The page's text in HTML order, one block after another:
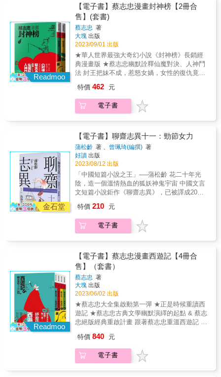
教她英文，「雙語教育」不落人後！不過要成
為現代女俠可不是這麼好當，騎個白鶴會因
《動保法》被開罰，還得小心可別誤乘保育類
黑面琵鷺！◆女俠成親之路——我的老公我作
主：聶隱娘雖貴為名門後代，卻不聽信媒妁之
言，也不講求門當戶對，還和明代的「江南四
大才子」之一唐伯虎成婚了？原來她看上的是
考取功名不利，但靠磨鏡闖出一片天的「崇洋
媚外」書生唐薄荷（洋名薄荷唐）。薄荷唐入
贅聶家後成了「聶先生」，聶隱娘則扛起一家
女力爆發的「新好女人」，堪稱新時代女性的
最佳典範。◆俠客「三流」之路——寄生上流
的刺客人生：聶隱娘出師後前後投靠魏博與陳
衛大頭領！而她的對手們也不是省油的燈，其
中魏博靠著大臣兒子玩任天堂獲得的情報，決
定招募日本刺客，忍者「山本五十九」在選秀
中使出渾身解術，繳出球速145公里和打擊率3
成3的成績當選狀元，並和聶隱娘上演一場奧運
等級的護主大戰！究竟會是中華劍法一流的
「本土希望」聶隱娘獲勝，還是擁有「二刀
呢？
親家；孰料，岳父大「狐」竟是個女兒控，只
見翁婿之間出招連連呢！ 臙脂（明哲保身）──
成天與自己熱切往來的好友竟是個假閨密！沒
想到，一個不經意的顧盼，幾句表明心跡的話
語，竟就此讓自己的人生變了調。 瑞雲（美貌
詛咒）──杭州有個名妓，美貌一夕間變了樣，
人生從此黯淡下去，曾對她愛慕不已的窮書
生，將如何看待美貌不再的昔日美人？ 【好讀
錄近500篇故事，預計分為15冊，便於翻閱 ●每
篇選收1家評點，有助讀者理解該篇故事 ●每篇
平均15條注釋，解釋艱難字詞，習中文古言之
美 ●每篇均附優雅上乘的「白話翻譯」，讓你
讀懂故事 ●生動配圖，有21世紀的全新全彩插
圖，亦有晚清流傳至今的珍貴線稿套色圖 ●直
排（豎排）版面，符合正體中文閱讀習慣與視
野；版面編排美觀流暢，閱讀經典成享受 各方
推薦 【名人推薦】 ●台灣首屈一指蒲學專家暨
高中教師／盧源淡 專文推薦 「《聊齋志異》是
值得一看再看的好書／我很高興此生能與這本
書結下不解之緣／看《聊齋》故事實已值回書
價，再涵泳辭藻便是物超所值了。總之，手執
一卷，先淺出，再深入，則如倒吃甘蔗，樂即
「我們可以輕鬆的來閱讀《聊齋志異》，但是
當我們讀這些精彩俠女復仇記、或狐仙助人記
的同時，別忘了，蒲松齡隱藏在故事中，想要
言萬語。」 ●精神科醫師／鄧惠文 奇想推薦
（鄧醫師曾在所主持的廣播節目《發現心關
係》中，以「說聊齋，談女性」為討論題目，
更邀請了呂秋遠律師一起來對談） 【好評推
薦】 ●作家王文興曾在《書與影》一書中，視
蒲松齡為「東方的莫泊桑」。（莫泊桑，法國
文學家，有「世界短篇小說之王」譽稱） ●作
家魯迅在他的《中國小說史略》評曰：「明末
聊齋誌異獨於詳盡之外，示以平常，使花妖狐
見鶻突（乖迕），知復非人。」 ●郭沫若讚蒲
松齡：「寫鬼寫妖高人一等，刺貪刺虐入木三
分。」 ●老舍讚蒲松齡：「鬼狐有性格，笑罵
定一個人存在價值的中國，他蒐羅民間近五百
篇人鬼狐妖的故事，以關懷現實的角度入手，
集結成《聊齋誌異》，藉此來對照他眼中，當
代的不合理，為官者的殘酷不仁，體制的荒謬
無情，以及沽名釣譽者的醜陋面貌。 蒲松齡構
築一個超越現實的虛構世界，讓人鬼狐妖在其
中重建新秩序、新倫理，以及他心目中的新理
想。憑藉著《聊齋誌異》，蒲松齡因而超越清
朝不知凡幾的進士、舉人，成為家喻戶曉的超
級文壇明星。 《聊齋》算不算一種烏托邦境
無盡星空的冥想國度？ 《聊齋》有沒有蒲松齡
排遣無可奈何的愁鬱，而把美好寄託於鬼狐之
杳冥的渴望？ 作家蔡詩萍全新力作，看科場不
的新世界，並回望現代各種社會亂象與人類心
靈的徬徨！ 真摯推薦 平路（作家） 沈方正
（老爺集團執行長） 林書煒（POP Radio 台
長．主持人） 郝譽翔（教授．作家） 張曼娟
（教授．作家） 黃國珍（品學堂創辦人） 黃韻
玲（台北流行音樂中心董事長） 蔡康永（作
家．主持人） 羅智成（詩人．作家） 瓊瑤（作
Readmoo
【電子書】蔡志忠漫畫封神榜【2冊合
售】(套書)
蔡志忠 著
大塊 出版
2023/09/01 出版
★華人世界最強大奇幻小說《封神榜》長銷經
典漫畫版 ★蔡志忠幽默詮釋仙魔對決、人神鬥
法 紂王把妹不成，惹怒女媧，女性的復仇竟掀
亂舞，神仙也要站對立場！ ◆《封神榜》，又
名《封神演義》，是中國著名的神魔小說，情
節虛實交錯，奇幻色彩濃厚。故事主線以武王
陣鬥智鬥法，最終以紂王戰敗、武王封侯，姜
子牙冊封三百六十五位正神結束。 ◆蔡志忠的
《漫畫封神榜》，以角色分章節，從哪吒大鬧
東海、暴君商紂王與狐妖妲己禍害朝政，到姜
子牙接受天命輔佐周王伐紂，原本是人間商朝
與周朝的對戰，卻成了各路神仙大顯神通、破
陣封神的競技場。蔡志忠重新詮釋小說中的著
名橋段，加入獨到的幽默、一針見血的嘲諷，
長達百回的小說變得更有趣易讀，人人都可輕
因商紂王題詩調戲女媧而埋下禍端，憤怒的女
媧令千年狐狸精附身妲己，進宮禍亂君心，紂
王倒行逆施，民怨四起。另一方面，姜子牙奉
商的氣勢正在集結&hellip;&hellip; 第二集精彩
內容： 周武王討伐商紂勢在必行，闡教截教兩
派互相對立，各自派出高人出場仙拚仙，陣術
法寶齊發各顯神通，最終會戰西岐，出兵朝
歌，展開精彩的神魔大決戰！
特價 462 元
電子書
金石堂
【電子書】聊齋志異十一：勁節女力
蒲松齡 著 、 曾珮琦(編撰) 著
好讀 出版
2023/08/12 出版
「中國短篇小說之王」──蒲松齡 花二十年光
陰，造一個溫情熱血的狐妖神鬼宇宙 中國文言
文短篇小說鉅作《聊齋志異》，已被譯成20多
夢》《三國演義》《水滸傳》《西遊記》四大
名著後 好讀出版，再度推出深具收藏價值的全
彩文圖相映中國文學經典──《聊齋志異》 【最
作，從醞釀、收集素材到完成，共歷時近20
年，甚至到他晚年仍有所增補。蒲松齡被譽為
「中國短篇小說之王」，書中囊括狐仙鬼妖、
奇人異行各種題材，從電影《倩女幽魂》到
《畫皮》，你知道它們出自聊齋嗎？ 《聊齋志
異》，是華語世界每位讀者一生必補充的文學
養分，更是文藝創作者、影視工作者的靈感繆
思來源。 《聊齋志異十一：勁節女力》，精彩
故事 雲蘿公主（神機妙算）──夫人是來自異世
界的仙女，就算後來家門出了個敗家子，仙女
──是怎麼樣的正派謙謙君子，讓未來岳家的女
性長輩都願意從墳裡走出來說媒？ 農婦（氣概
過人）──女性的人設一定得嬌滴滴、弱不禁風
特價 210 元
電子書
Readmoo
【電子書】蔡志忠漫畫西遊記【4冊合
售】（套書）
蔡志忠 著
大塊 出版
2023/06/02 出版
★蔡志忠大全集啟動第一彈 ★正是時候重讀西
遊記 ★蔡志忠古典文學幽默演繹的起點 & 蔡志
忠絕版經典重啟計畫 跟著蔡志忠重溫西遊記 &
回小說，如果要我從中國歷史上所有的小說
中，選出一部最喜愛的作品，那將是《西遊
記》！」──蔡志忠 & ◆《西遊記》是中國「四
特價 840 元
電子書